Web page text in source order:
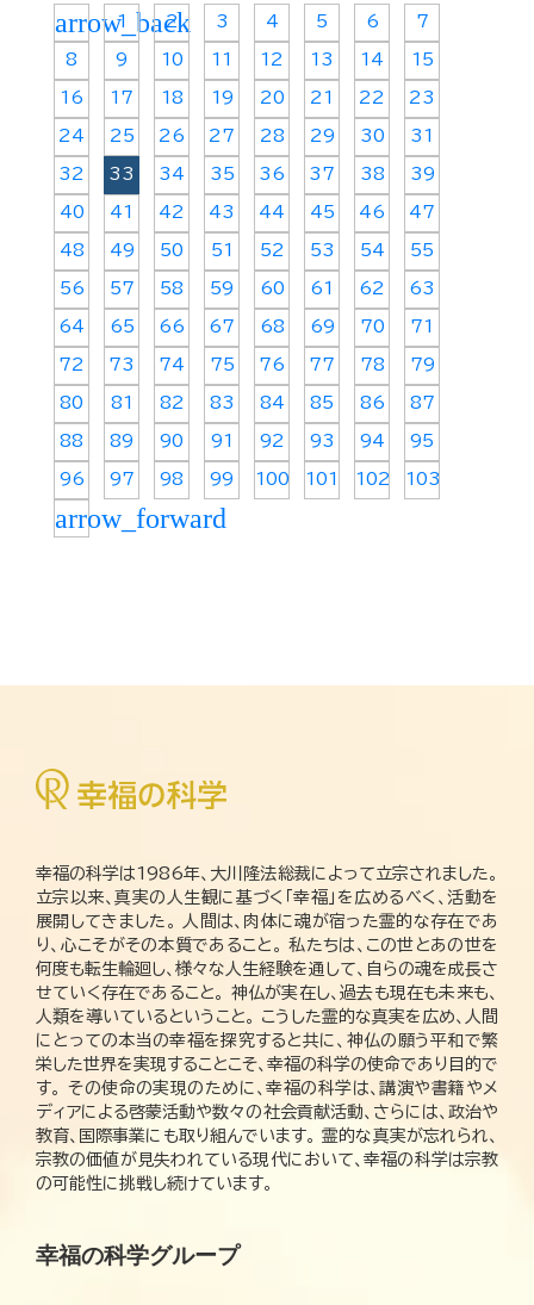
arrow_back
1 2 3 4 5 6 7
8 9 10 11 12 13 14 15
16 17 18 19 20 21 22 23
24 25 26 27 28 29 30 31
32 33 34 35 36 37 38 39
40 41 42 43 44 45 46 47
48 49 50 51 52 53 54 55
56 57 58 59 60 61 62 63
64 65 66 67 68 69 70 71
72 73 74 75 76 77 78 79
80 81 82 83 84 85 86 87
88 89 90 91 92 93 94 95
96 97 98 99 100 101 102 103
arrow_forward
幸福の科学は1986年、大川隆法総裁によって立宗されました。
立宗以来、真実の人生観に基づく「幸福」を広めるべく、活動を
展開してきました。 人間は、肉体に魂が宿った霊的な存在であ
り、心こそがその本質であること。 私たちは、この世とあの世を
何度も転生輪廻し、様々な人生経験を通して、自らの魂を成長さ
せていく存在であること。 神仏が実在し、過去も現在も未来も、
人類を導いているということ。 こうした霊的な真実を広め、人間
にとっての本当の幸福を探究すると共に、神仏の願う平和で繁
栄した世界を実現することこそ、幸福の科学の使命であり目的で
す。 その使命の実現のために、幸福の科学は、講演や書籍やメ
ディアによる啓蒙活動や数々の社会貢献活動、さらには、政治や
教育、国際事業にも取り組んでいます。 霊的な真実が忘れられ、
宗教の価値が見失われている現代において、幸福の科学は宗教
の可能性に挑戦し続けています。
幸福の科学グループ